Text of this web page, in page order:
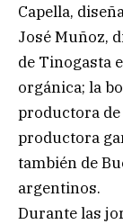
Capella,
José Muñoz,
de Tinogasta
orgánica; la
productora de
productora
también de
argentinos.
Durante las